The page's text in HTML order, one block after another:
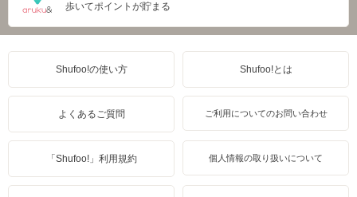
歩いてポイントが貯まる
Shufoo!の使い方 Shufoo!とは
よくあるご質問 ご利用についてのお問い合わせ
「Shufoo!」利用規約 個人情報の取り扱いについて